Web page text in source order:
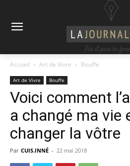
Accueil Art de Vivre Bouffe
Art de Vivre Bouffe
Voici comment
a changé ma vie
changer la vôtre
Par CUIS.INNÉ - 22 mai 2018